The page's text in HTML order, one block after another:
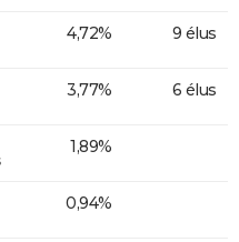
4,72% 9 élus
3,77% 6 élus
1,89%
0,94%